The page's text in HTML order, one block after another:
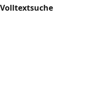
Volltextsuche